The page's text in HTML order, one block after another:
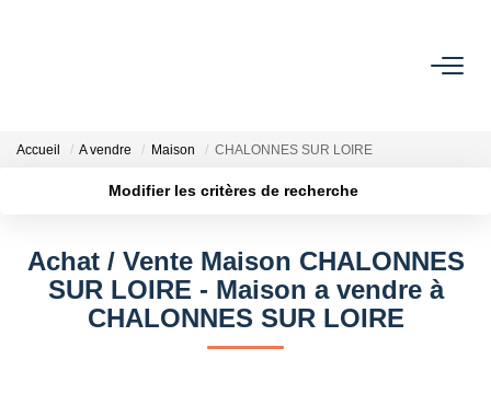
IMMOBILIER PRO
Accueil A vendre Maison CHALONNES SUR LOIRE
Modifier les critères de recherche
Type de bien
Budget max Plus de critères
Achat / Vente Maison CHALONNES
SUR LOIRE - Maison a vendre à
CHALONNES SUR LOIRE